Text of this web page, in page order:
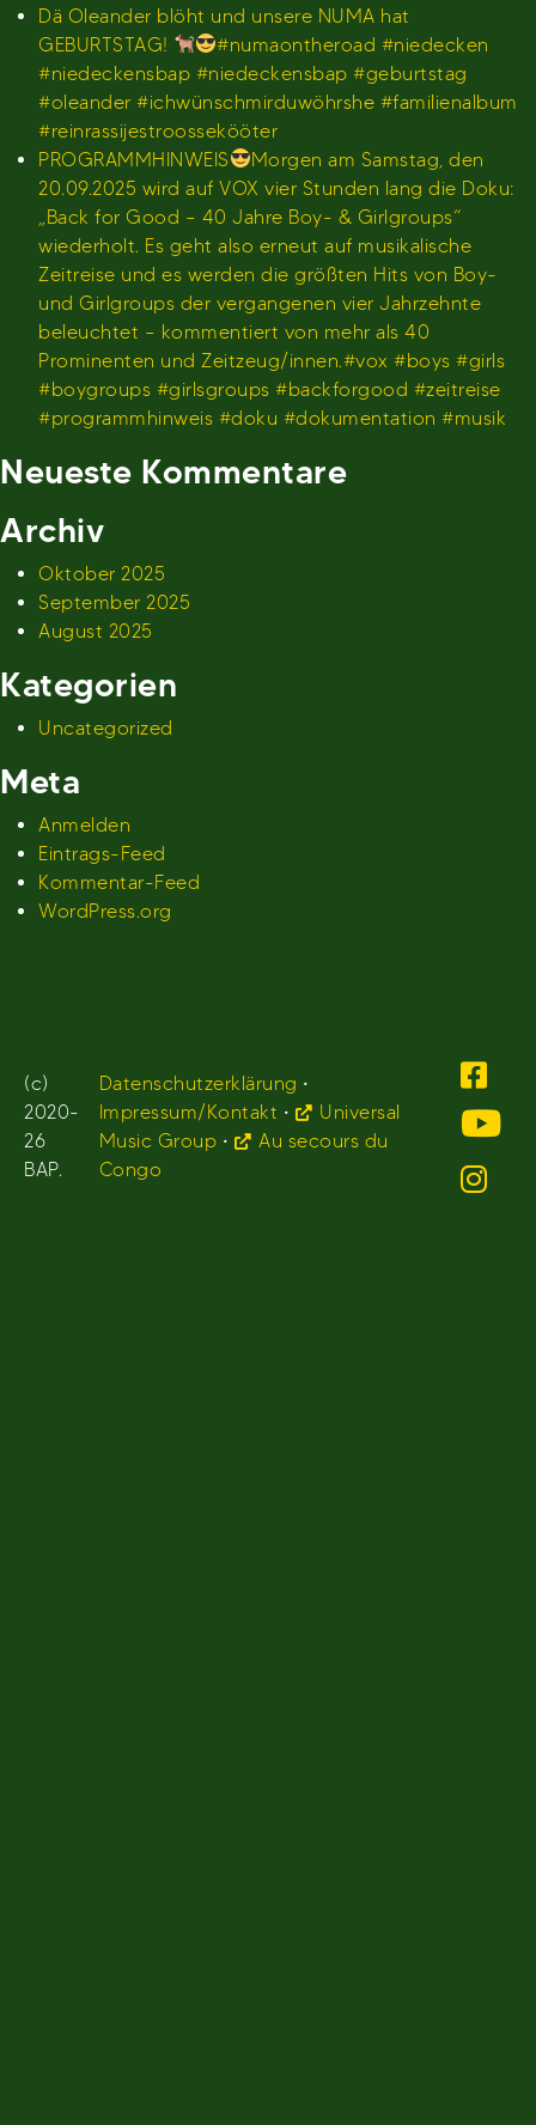
Dä Oleander blöht und unsere NUMA hat
GEBURTSTAG!
#numaontheroad #niedecken
#niedeckensbap #niedeckensbap #geburtstag
#oleander #ichwünschmirduwöhrshe #familienalbum
#reinrassijestroossekööter
PROGRAMMHINWEIS
Morgen am Samstag, den
20.09.2025 wird auf VOX vier Stunden lang die Doku:
„Back for Good – 40 Jahre Boy- & Girlgroups“
wiederholt. Es geht also erneut auf musikalische
Zeitreise und es werden die größten Hits von Boy-
und Girlgroups der vergangenen vier Jahrzehnte
beleuchtet – kommentiert von mehr als 40
Prominenten und Zeitzeug/innen.#vox #boys #girls
#boygroups #girlsgroups #backforgood #zeitreise
#programmhinweis #doku #dokumentation #musik
Neueste Kommentare
Archiv
Oktober 2025
September 2025
August 2025
Kategorien
Uncategorized
Meta
Anmelden
Eintrags-Feed
Kommentar-Feed
WordPress.org
(c)
2020-
26
BAP.
Datenschutzerklärung •
Impressum/Kontakt •
Universal
Music Group •
Au secours du
Congo